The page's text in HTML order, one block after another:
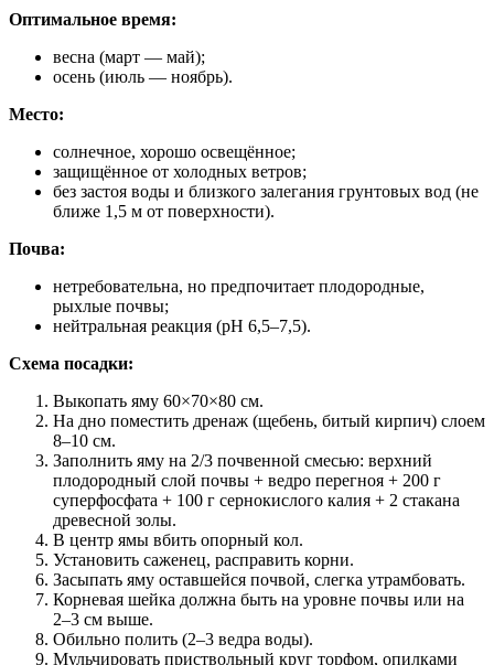
Оптимальное время:
весна (март — май);
осень (июль — ноябрь).
Место:
солнечное, хорошо освещённое;
защищённое от холодных ветров;
без застоя воды и близкого залегания грунтовых вод (не
ближе 1,5 м от поверхности).
Почва:
нетребовательна, но предпочитает плодородные,
рыхлые почвы;
нейтральная реакция (pH 6,5–7,5).
Схема посадки:
Выкопать яму 60×70×80 см.
На дно поместить дренаж (щебень, битый кирпич) слоем
8–10 см.
Заполнить яму на 2/3 почвенной смесью: верхний
плодородный слой почвы + ведро перегноя + 200 г
суперфосфата + 100 г сернокислого калия + 2 стакана
древесной золы.
В центр ямы вбить опорный кол.
Установить саженец, расправить корни.
Засыпать яму оставшейся почвой, слегка утрамбовать.
Корневая шейка должна быть на уровне почвы или на
2–3 см выше.
Обильно полить (2–3 ведра воды).
Мульчировать приствольный круг торфом, опилками